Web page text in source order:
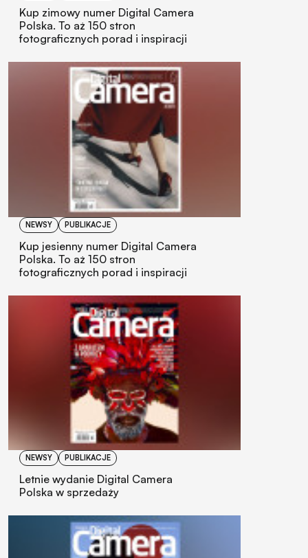
Kup zimowy numer Digital Camera
Polska. To aż 150 stron
fotograficznych porad i inspiracji
NEWSY PUBLIKACJE
Kup jesienny numer Digital Camera
Polska. To aż 150 stron
fotograficznych porad i inspiracji
NEWSY PUBLIKACJE
Letnie wydanie Digital Camera
Polska w sprzedaży